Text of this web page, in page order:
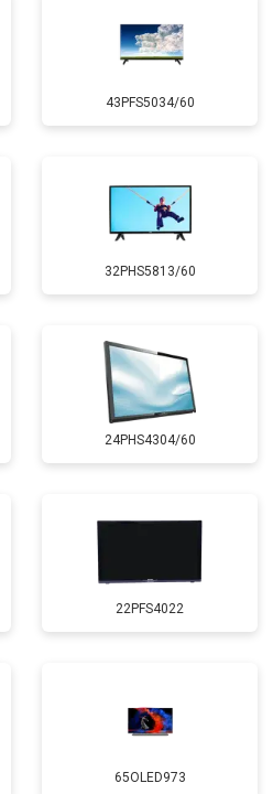
43PFS5034/60
32PHS5813/60
24PHS4304/60
22PFS4022
65OLED973